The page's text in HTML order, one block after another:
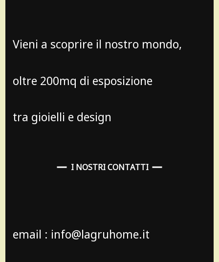
Vieni a scoprire il nostro mondo,
oltre 200mq di esposizione
tra gioielli e design
I NOSTRI CONTATTI
email : info@lagruhome.it